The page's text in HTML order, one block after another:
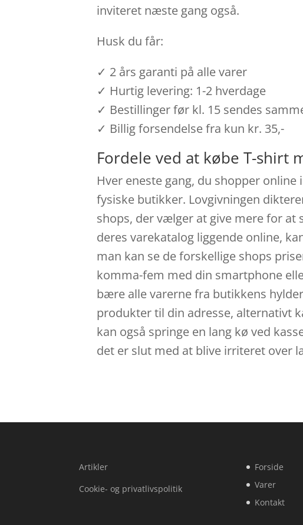
inviteret næste gang også.
Husk du får:
✓ 2 års garanti på alle varer
✓ Hurtig levering: 1-2 hverdage
✓ Bestillinger før kl. 15 sendes
✓ Billig forsendelse fra kun kr. 35,-
Fordele ved at købe T-shirt
Hver eneste gang, du shopper
fysiske butikker. Lovgivningen
shops, der vælger at give mere for
deres varekatalog liggende online,
man kan se de forskellige shops
komma-fem med din smartphone
bære alle varerne fra butikkens
produkter til din adresse, alternativt
kan også springe en lang kø ved
det er slut med at blive irriteret over
Artikler
Cookie- og privatlivspolitik
Forside
Varer
Kontakt